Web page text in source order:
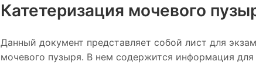
Катетеризация мочевого
Данный документ представляет собой лист для
мочевого пузыря. В нем содержится информация